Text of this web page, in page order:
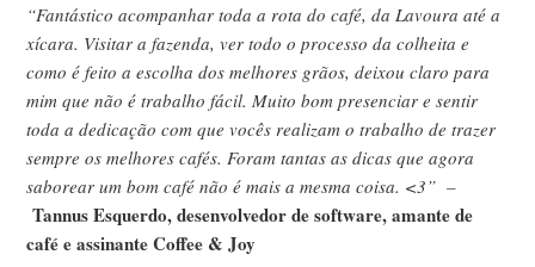
“Fantástico acompanhar toda a rota do café, da Lavoura até a
xícara. Visitar a fazenda, ver todo o processo da colheita e
como é feito a escolha dos melhores grãos, deixou claro para
mim que não é trabalho fácil. Muito bom presenciar e sentir
toda a dedicação com que vocês realizam o trabalho de trazer
sempre os melhores cafés. Foram tantas as dicas que agora
saborear um bom café não é mais a mesma coisa. <3” –
Tannus Esquerdo, desenvolvedor de software, amante de
café e assinante Coffee & Joy